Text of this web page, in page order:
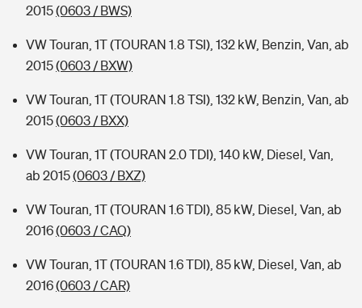
2015(0603 / BWS)
VW Touran, 1T (TOURAN 1.8 TSI), 132 kW, Benzin, Van, ab
2015(0603 / BXW)
VW Touran, 1T (TOURAN 1.8 TSI), 132 kW, Benzin, Van, ab
2015(0603 / BXX)
VW Touran, 1T (TOURAN 2.0 TDI), 140 kW, Diesel, Van,
ab 2015(0603 / BXZ)
VW Touran, 1T (TOURAN 1.6 TDI), 85 kW, Diesel, Van, ab
2016(0603 / CAQ)
VW Touran, 1T (TOURAN 1.6 TDI), 85 kW, Diesel, Van, ab
2016(0603 / CAR)